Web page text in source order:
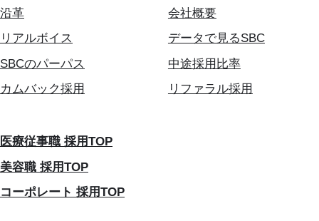
沿革
会社概要
リアルボイス
データで見るSBC
SBCのパーパス
中途採用比率
カムバック採用
リファラル採用
医療従事職 採用TOP
美容職 採用TOP
コーポレート 採用TOP